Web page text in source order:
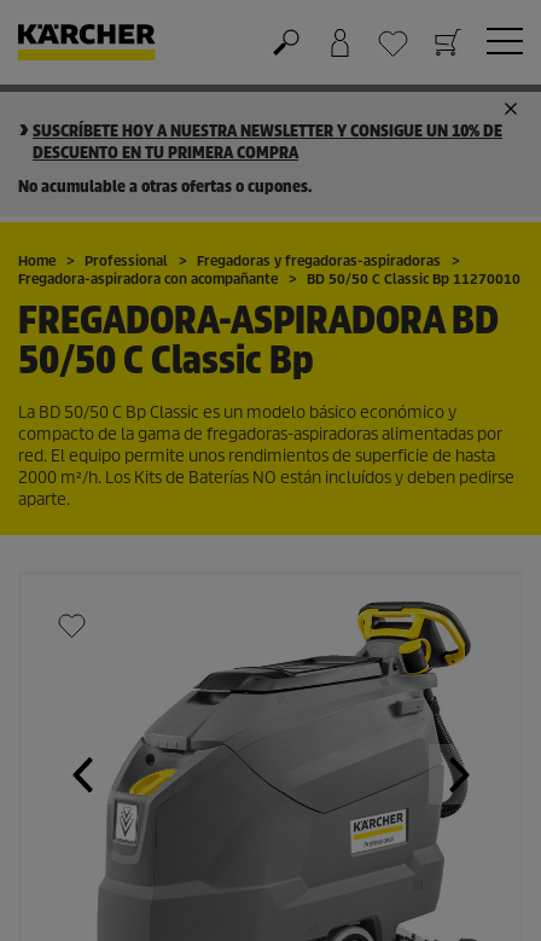
SUSCRÍBETE HOY A NUESTRA NEWSLETTER Y CONSIGUE UN 10% DE
DESCUENTO EN TU PRIMERA COMPRA
No acumulable a otras ofertas o cupones.
Home Professional
Fregadoras y fregadoras-aspiradoras
Fregadora-aspiradora con acompañante
BD 50/50 C Classic Bp 11270010
FREGADORA-ASPIRADORABD
50/50 C Classic Bp
La BD 50/50 C Bp Classic es un modelo básico económico y
compacto de la gama de fregadoras-aspiradoras alimentadas por
red. El equipo permite unos rendimientos de superficie de hasta
2000 m²/h. Los Kits de Baterías NO están incluídos y deben pedirse
aparte.